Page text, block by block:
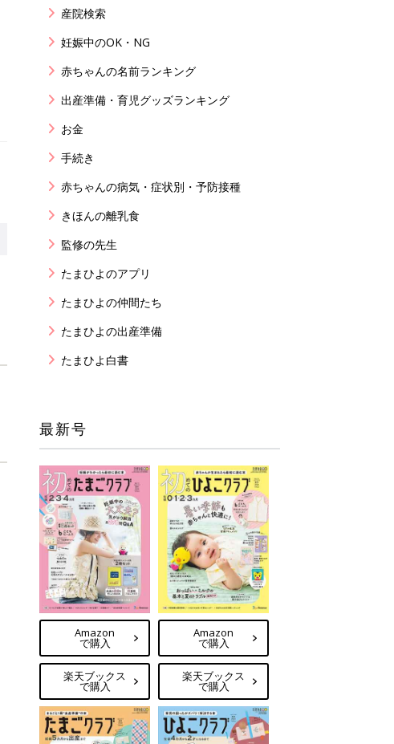
産院検索
妊娠中のOK・NG
赤ちゃんの名前ランキング
出産準備・育児グッズランキング
お金
手続き
赤ちゃんの病気・症状別・予防接種
きほんの離乳食
監修の先生
たまひよのアプリ
たまひよの仲間たち
たまひよの出産準備
たまひよ白書
最新号
Amazon
で購入
楽天ブックス
で購入
Amazon
で購入
楽天ブックス
で購入